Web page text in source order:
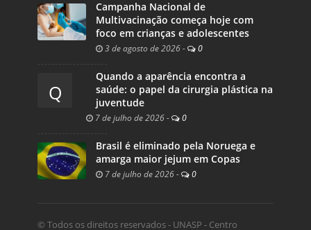
Campanha Nacional de
Multivacinação começa hoje com
foco em crianças e adolescentes
3 de agosto de 2026 - 0
Q
Quando a aparência encontra a
saúde: o papel da cirurgia plástica na
juventude
7 de julho de 2026 - 0
Brasil é eliminado pela Noruega e
amarga maior jejum em Copas
7 de julho de 2026 - 0
© Todos os direitos reservados - UNASP - Centro